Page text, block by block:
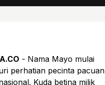
- Nama Mayo mulai
perhatian pecinta pacuan
Kuda betina milik